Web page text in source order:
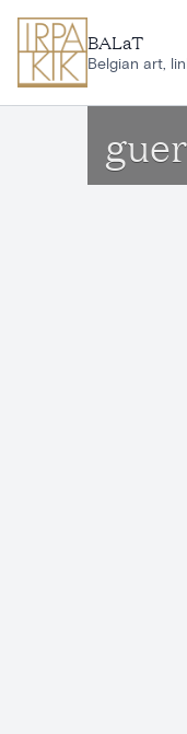
BALaT
Belgian art,